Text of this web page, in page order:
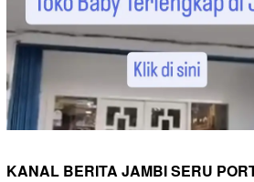
KANAL BERITA JAMBI SERU